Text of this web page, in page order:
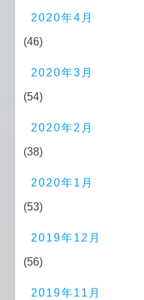
2020年4月
(46)
2020年3月
(54)
2020年2月
(38)
2020年1月
(53)
2019年12月
(56)
2019年11月